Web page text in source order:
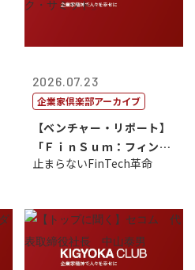
2026.07.23
企業家倶楽部アーカイブ
【ベンチャー・リポート】
「ＦｉｎＳｕｍ：フィンテ
ック・サミッ...
止まらないFinTech革命